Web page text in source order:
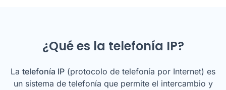
¿Qué es la telefonía IP?
La telefonía IP (protocolo de telefonía por Internet) es
un sistema de telefonía que permite el intercambio y